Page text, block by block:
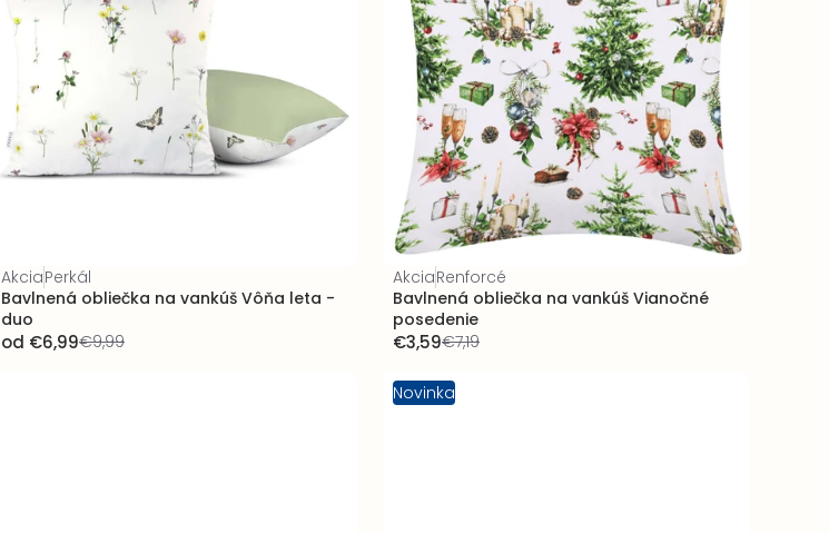
AkciaPerkál
Bavlnená obliečka na vankúš Vôňa leta -
duo
€9,99
od €6,99
AkciaRenforcé
Bavlnená obliečka na vankúš Vianočné
posedenie
€7,19
€3,59
Novinka